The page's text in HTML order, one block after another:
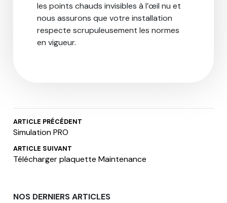
les points chauds invisibles à l’œil nu et
nous assurons que votre installation
respecte scrupuleusement les normes
en vigueur.
ARTICLE PRÉCÉDENT
Simulation PRO
ARTICLE SUIVANT
Télécharger plaquette Maintenance
NOS DERNIERS ARTICLES